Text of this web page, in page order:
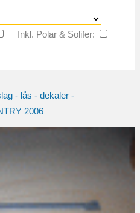
Inkl. Polar & Solifer:
- lås - dekaler -
2006